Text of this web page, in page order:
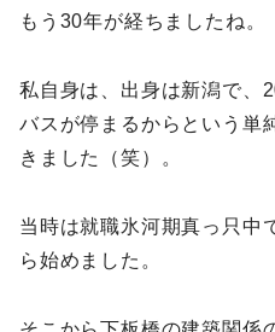
もう30年が経ちましたね。
私自身は、出身は新潟で、
バスが停まるからという単
きました（笑）。
当時は就職氷河期真っ只中
ら始めました。